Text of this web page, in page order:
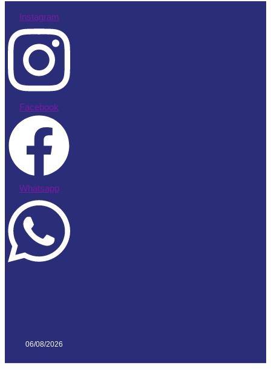
Instagram
Facebook
Whatsapp
06/08/2026